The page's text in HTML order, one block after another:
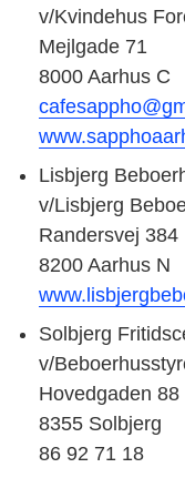
v/Kvindehus
Mejlgade 71
8000 Aarhus C
Lisbjerg
v/Lisbjerg
Randersvej 384
8200 Aarhus N
Solbjerg
v/
Hovedgaden 88
8355 Solbjerg
86 92 71 18